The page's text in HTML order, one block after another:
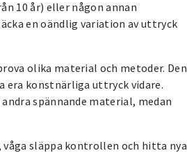
10 år) eller någon annan
en oändlig variation av uttryck
olika material och metoder. Den
era konstnärliga uttryck vidare.
spännande material, medan
släppa kontrollen och hitta nya